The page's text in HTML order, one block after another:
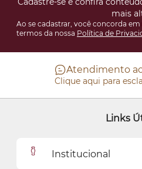
mais
Ao se cadastrar, você concorda
termos da nossa Política de
Atendimento
Clique aqui para
Links
Institucional